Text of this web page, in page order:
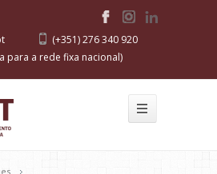
(+351) 276 340 920
para a rede fixa nacional)